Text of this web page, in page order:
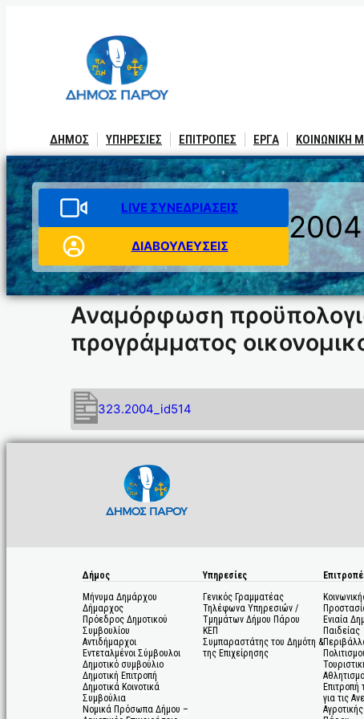
ΔΗΜΟΣ ΥΠΗΡΕΣΙΕΣ ΕΠΙΤΡΟΠΕΣ ΕΡΓΑ ΚΟΙΝΩΝΙΚΗ
LIVE ΣΥΝΕΔΡΙΑΣΕΙΣ
ΔΙΑΒΟΥΛΕΥΣΕΙΣ
2004
Αναμόρφωση
προγράμματος
323.2004_id514
Δήμος
Μήνυμα Δημάρχου
Δήμαρχος
Πρόεδρος Δημοτικού
Συμβουλίου
Αντιδήμαρχοι
Εντεταλμένοι Σύμβουλοι
Δημοτικό συμβούλιο
Δημοτική Επιτροπή
Δημοτικά Κοινοτικά
Συμβούλια
Νομικά Πρόσωπα Δήμου –
Υπηρεσίες
Γενικός Γραμματέας
Τηλέφωνα Υπηρεσιών /
Τμημάτων Δήμου Πάρου
ΚΕΠ
Συμπαραστάτης του Δημότη &
της Επιχείρησης
Ενιαία
Παιδείας
για τις